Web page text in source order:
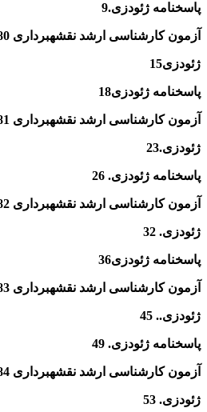
پاسخنامه ژئودزی.9
آزمون كارشناسى ارشد نقشه­برداری
ژئودزی15
پاسخنامه ژئودزی18
آزمون كارشناسى ارشد نقشه­برداری
ژئودزی.23
پاسخنامه ژئودزی. 26
آزمون كارشناسى ارشد نقشه­برداری
ژئودزی. 32
پاسخنامه ژئودزی36
آزمون كارشناسى ارشد نقشه­برداری
ژئودزی.. 45
پاسخنامه ژئودزی. 49
آزمون كارشناسى ارشد نقشه­برداری
ژئودزی. 53